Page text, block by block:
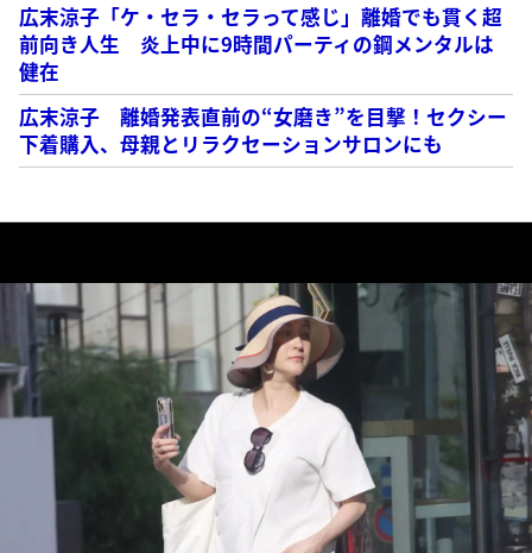
広末涼子「ケ・セラ・セラって感じ」離婚でも貫く超
前向き人生 炎上中に9時間パーティの鋼メンタルは
健在
広末涼子 離婚発表直前の“女磨き”を目撃！セクシー
下着購入、母親とリラクセーションサロンにも